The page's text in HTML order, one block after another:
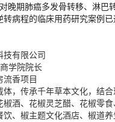
晚期肺癌多发骨转移、淋巴
转病程的临床用药研究案例
技有限公司
学院院长
香项目
传承千年草本文化，结合
酒、花椒灵芝醋、花椒零
饮、椒主题文化酒店、椒道